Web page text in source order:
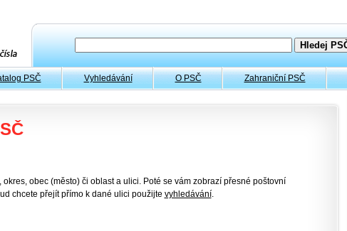
PSČ Vyhledávání O PSČ Zahraniční PSČ
okres, obec (město) či oblast a ulici. Poté se vám zobrazí přesné poštovní
chcete přejít přímo k dané ulici použijte vyhledávání.